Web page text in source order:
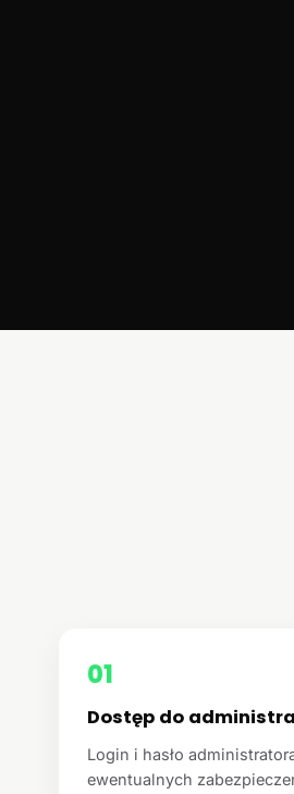
01
Dostęp do
Login i hasło
ewentualnych